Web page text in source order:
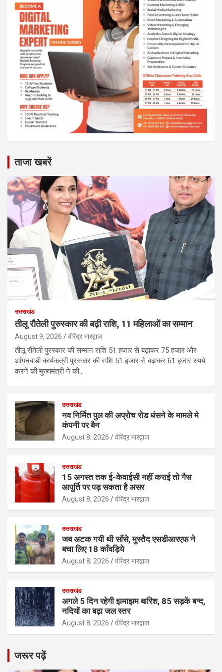
ताजा खबरें
उत्तराखंड
तीलू रौतेली पुरुस्कार की बढ़ी राशि, 11 महिलाओं का सम्मान
August 9, 2026 वीरेंद्र भारद्वाज
तीलू रौतेली पुरस्कार की सम्मान राशि 51 हजार से बढ़ाकर 75 हजार और
आंगनबाड़ी कार्यकत्री पुरस्कार की राशि 51 हजार से बढ़ाकर 61 हजार रुपये
करने की मुख्यमंत्री ने की…
उत्तराखंड
नव निर्मित पुल की अप्रोच रोड धंसने के मामले मे
कंपनी पर बैन
August 8, 2026 वीरेंद्र भारद्वाज
उत्तराखंड
15 अगस्त तक ई-केवाईसी नहीं कराई तो गैस
आपूर्ति पर पड़ सकता है असर
August 8, 2026 वीरेंद्र भारद्वाज
उत्तराखंड
जब अटक गयी थी साँसे, मुस्तैद एसडीआरएफ ने
बचा लिए 18 काँवड़िये
August 8, 2026 वीरेंद्र भारद्वाज
उत्तराखंड
अगले 5 दिन रहेगी झमाझम बारिश, 85 सड़कें बन्द,
नदियों का बढ़ा जल स्तर
August 8, 2026 वीरेंद्र भारद्वाज
जरूर पढ़ें